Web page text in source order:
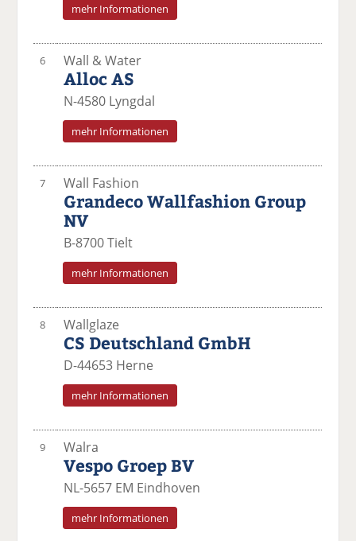
mehr Informationen
6 Wall & Water
Alloc AS
N-4580 Lyngdal
mehr Informationen
7 Wall Fashion
Grandeco Wallfashion Group
NV
B-8700 Tielt
mehr Informationen
8 Wallglaze
CS Deutschland GmbH
D-44653 Herne
mehr Informationen
9 Walra
Vespo Groep BV
NL-5657 EM Eindhoven
mehr Informationen